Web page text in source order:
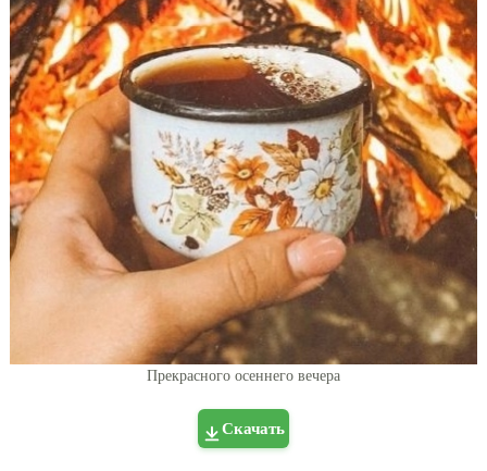
Прекрасного осеннего вечера
Скачать